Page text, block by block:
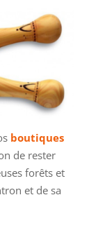
boutiques
de rester
forêts et
et de sa